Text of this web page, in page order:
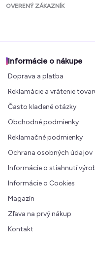
OVERENÝ ZÁKAZNÍK
Informácie o nákupe
Doprava a platba
Reklamácie a vrátenie
Často kladené otázky
Obchodné podmienky
Reklamačné podmienky
Ochrana osobných údajov
Informácie o stiahnutí
Informácie o Cookies
Magazín
Zľava na prvý nákup
Kontakt